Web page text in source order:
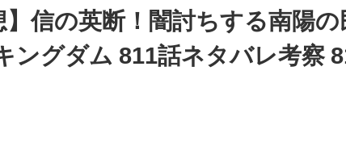
】信の英断！闇討ちする南陽
ングダム 811話ネタバレ考察